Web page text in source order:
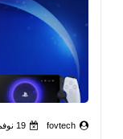
fovtech 19 نوفمبر 2025